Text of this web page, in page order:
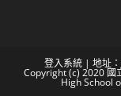
登入系統 | 地址
Copyright (c) 2020 國
High School